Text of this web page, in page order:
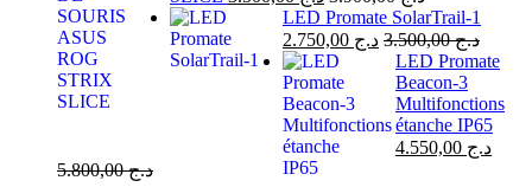
LED Promate SolarTrail-1
د.ج
د.ج3.500,00
LED Promate
Beacon-3
Multifonctions
étanche IP65
د.ج
د.ج5.800,00